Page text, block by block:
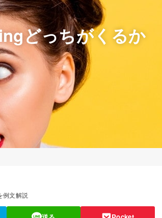
どっちがくるか
例文解説